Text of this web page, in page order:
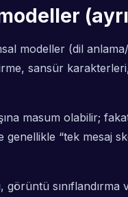
modeller (dil
sansür
masum olabilir;
“tek mesaj
sınıflandırma